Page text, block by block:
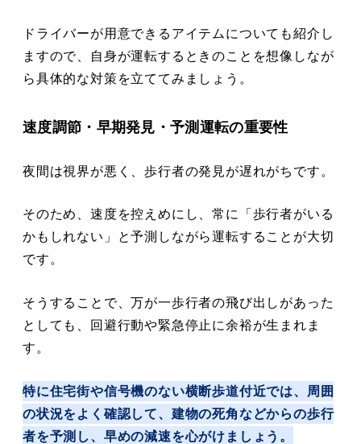
ドライバーが用意できるアイテムについても紹介し
ますので、自身が運転するときのことを想像しなが
ら具体的な対策を立ててみましょう。
速度調節・早期発見・予測運転の重要性
夜間は視界が悪く、歩行者の発見が遅れがちです。
そのため、速度を控えめにし、常に「歩行者がいる
かもしれない」と予測しながら運転することが大切
です。
そうすることで、万が一歩行者の飛び出しがあった
としても、回避行動や緊急停止に余裕が生まれま
す。
特に住宅街や信号機のない横断歩道付近では、周囲
の状況をよく確認して、建物の死角などからの歩行
者を予測し、早めの減速を心がけましょう。